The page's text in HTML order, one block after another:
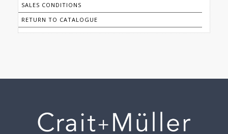
SALES CONDITIONS
RETURN TO CATALOGUE